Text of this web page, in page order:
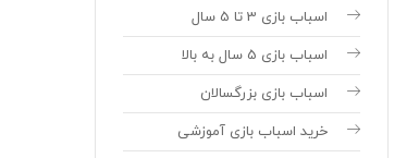
اسباب بازی 3 تا 5 سال
اسباب بازی 5 سال به بالا
اسباب بازی بزرگسالان
خرید اسباب بازی آموزشی